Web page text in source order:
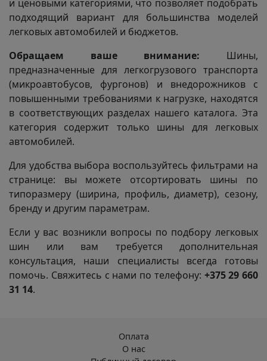
и ценовыми категориями, что позволяет подобрать
подходящий вариант для большинства моделей
легковых автомобилей и бюджетов.
Обращаем ваше внимание: Шины,
предназначенные для легкогрузового транспорта
(микроавтобусов, фургонов) и внедорожников с
повышенными требованиями к нагрузке, находятся
в соответствующих разделах нашего каталога. Эта
категория содержит только шины для легковых
автомобилей.
Для удобства выбора воспользуйтесь фильтрами на
странице: вы можете отсортировать шины по
типоразмеру (ширина, профиль, диаметр), сезону,
бренду и другим параметрам.
Если у вас возникли вопросы по подбору легковых
шин или вам требуется дополнительная
консультация, наши специалисты всегда готовы
помочь. Свяжитесь с нами по телефону: +375 29 660
31 14.
Оплата
О нас